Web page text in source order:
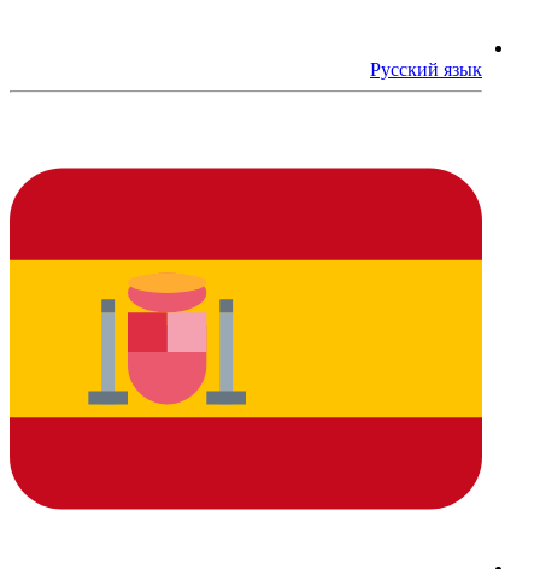
Русский язык